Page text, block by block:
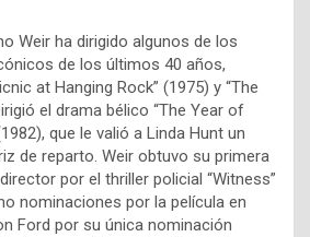
Weir ha dirigido algunos de los
de los últimos 40 años,
at Hanging Rock” (1975) y “The
el drama bélico “The Year of
que le valió a Linda Hunt un
de reparto. Weir obtuvo su primera
por el thriller policial “Witness”
nominaciones por la película en
Ford por su única nominación